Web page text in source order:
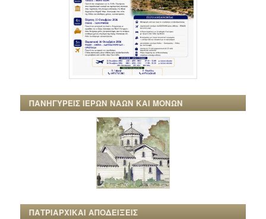
ΠΑΝΗΓΥΡΕΙΣ ΙΕΡΩΝ ΝΑΩΝ ΚΑΙ ΜΟΝΩΝ
ΠΑΤΡΙΑΡΧΙΚΑΙ ΑΠΟΔΕΙΞΕΙΣ